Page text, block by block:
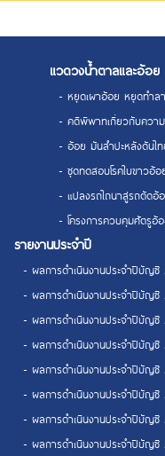
แวดวงน้ำตาลและอ้อย
- หยุดเผาอ้อย หยุดทำล
- คดีพิพาทเกี่ยวกับควา
- อ้อย มันสำปะหลังดันไท
- ชุดทดสอบโรคใบขาวอ้
- แปลงรถไถนาสู่รถตัดอ้
- โครงการควบคุมศัตรูอ้
รายงานประจำปี
- ผลการดำเนินงานประจำปีบัญชี
- ผลการดำเนินงานประจำปีบัญชี
- ผลการดำเนินงานประจำปีบัญชี
- ผลการดำเนินงานประจำปีบัญชี
- ผลการดำเนินงานประจำปีบัญชี
- ผลการดำเนินงานประจำปีบัญชี
- ผลการดำเนินงานประจำปีบัญชี
- ผลการดำเนินงานประจำปีบัญชี